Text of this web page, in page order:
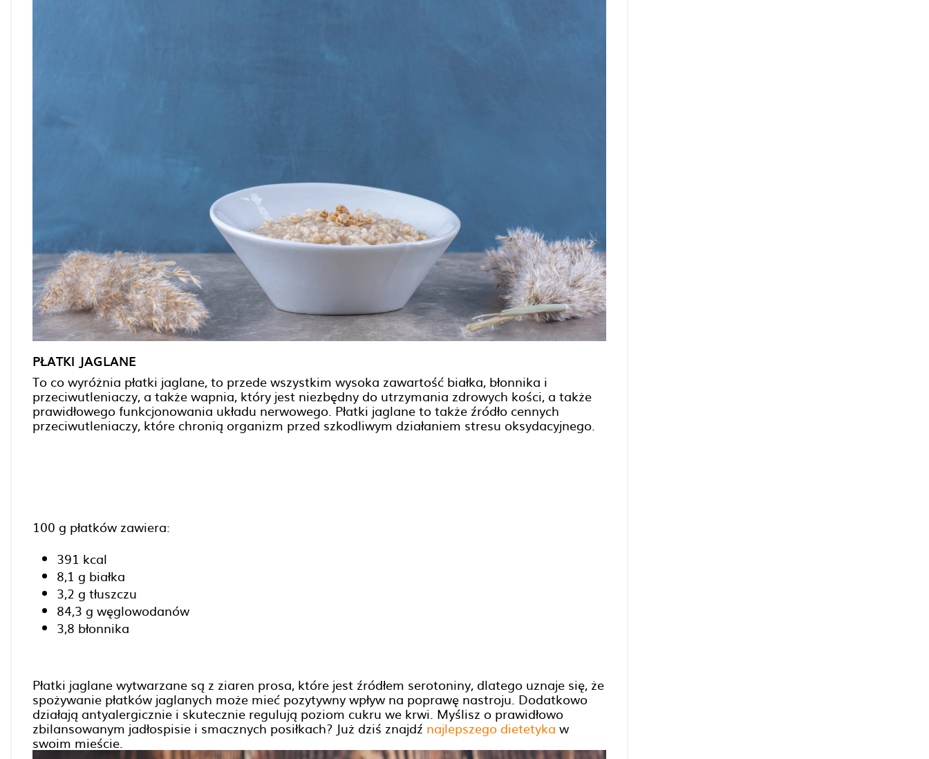
PŁATKI JAGLANE
To co wyróżnia płatki jaglane, to przede wszystkim wysoka zawartość białka, błonnika i
przeciwutleniaczy, a także wapnia, który jest niezbędny do utrzymania zdrowych kości, a także
prawidłowego funkcjonowania układu nerwowego. Płatki jaglane to także źródło cennych
przeciwutleniaczy, które chronią organizm przed szkodliwym działaniem stresu oksydacyjnego.
100 g płatków zawiera:
391 kcal
8,1 g białka
3,2 g tłuszczu
84,3 g węglowodanów
3,8 błonnika
Płatki jaglane wytwarzane są z ziaren prosa, które jest źródłem serotoniny, dlatego uznaje się, że
spożywanie płatków jaglanych może mieć pozytywny wpływ na poprawę nastroju. Dodatkowo
działają antyalergicznie i skutecznie regulują poziom cukru we krwi. Myślisz o prawidłowo
zbilansowanym jadłospisie i smacznych posiłkach? Już dziś znajdź najlepszego dietetyka w
swoim mieście.